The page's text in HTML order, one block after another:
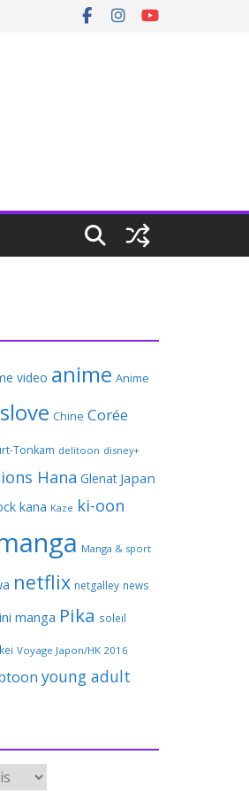
video anime Anime
Chine Corée
Tonkam delitoon disney+
Hana Glenat Japan
kana Kaze ki-oon
Manga & sport
netflix netgalley news
manga Pika soleil
Voyage Japon/HK 2016
young adult